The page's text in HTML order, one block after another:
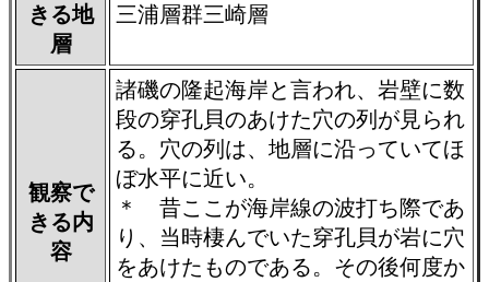
きる地
層
三浦層群三崎層
観察で
きる内
容
諸磯の隆起海岸と言われ、岩壁に数
段の穿孔貝のあけた穴の列が見られ
る。穴の列は、地層に沿っていてほ
ぼ水平に近い。
＊ 昔ここが海岸線の波打ち際であ
り、当時棲んでいた穿孔貝が岩に穴
をあけたものである。その後何度か